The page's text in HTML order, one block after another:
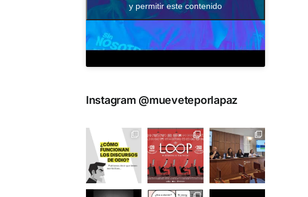
y permitir este contenido
Instagram @mueveteporlapaz